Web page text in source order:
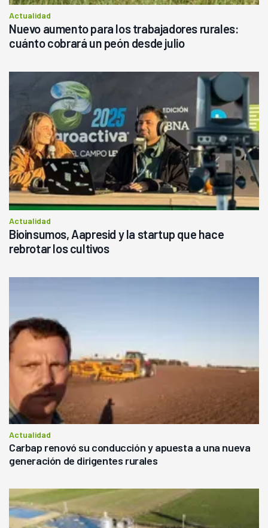
Actualidad
Nuevo aumento para los trabajadores rurales:
cuánto cobrará un peón desde julio
Actualidad
Bioinsumos, Aapresid y la startup que hace
rebrotar los cultivos
Actualidad
Carbap renovó su conducción y apuesta a una nueva
generación de dirigentes rurales